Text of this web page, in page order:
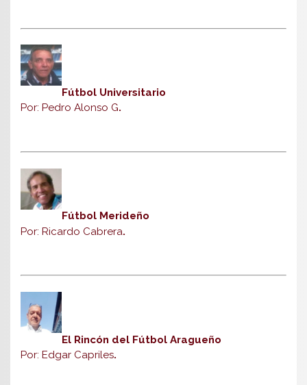
Fútbol Universitario
Por: Pedro Alonso G.
Fútbol Merideño
Por: Ricardo Cabrera.
El Rincón del Fútbol Aragueño
Por: Edgar Capriles.